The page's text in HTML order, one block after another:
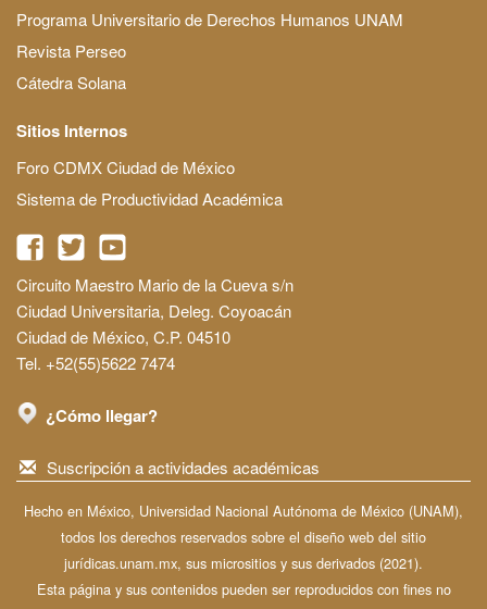
Programa Universitario de Derechos Humanos UNAM
Revista Perseo
Cátedra Solana
Sitios Internos
Foro CDMX Ciudad de México
Sistema de Productividad Académica
Circuito Maestro Mario de la Cueva s/n
Ciudad Universitaria, Deleg. Coyoacán
Ciudad de México, C.P. 04510
Tel. +52(55)5622 7474
¿Cómo llegar?
Suscripción a actividades académicas
Hecho en México, Universidad Nacional Autónoma de México (UNAM),
todos los derechos reservados sobre el diseño web del sitio
jurídicas.unam.mx, sus micrositios y sus derivados (2021).
Esta página y sus contenidos pueden ser reproducidos con fines no